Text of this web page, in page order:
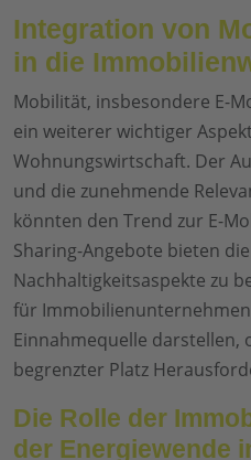
Integration von
in die
Mobilität, insbesondere E-
ein weiterer wichtiger
Wohnungswirtschaft. Der
und die zunehmende
könnten den Trend zur E-
Sharing-Angebote bieten
Nachhaltigkeitsaspekte zu
für
Einnahmequelle darstellen,
begrenzter Platz
Die Rolle der
der Energiewende